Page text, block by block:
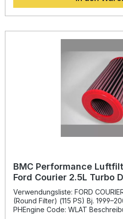
optimal ausschöpfen. Die innovative "Full Moulding"-
Technologie von BMC
eliminiert und eine lange
Filterrahmen besteht aus
für eine perfekte Passform sorgt. Das mehrlagige
Baumwollgewebe ist mit einem
getränkt. Dadurch wird ein hoher
gleichzeitig zuverlässiger
effiziente Leistungssteigerung
Motorschutz. Eine
Metallgewebe zuverlässig vor
Erhöhter Luftdurchsatz für
Wiederverwendbar und leicht zu reinigen
Filterwirkung durch mehrlagiges
Montagehinweise
BMC Performance
Ford Courier 2.5L Turbo
Verwendungsliste: FORD
(Round Filter) (115 PS) Bj.
PHEngine Code: WLAT